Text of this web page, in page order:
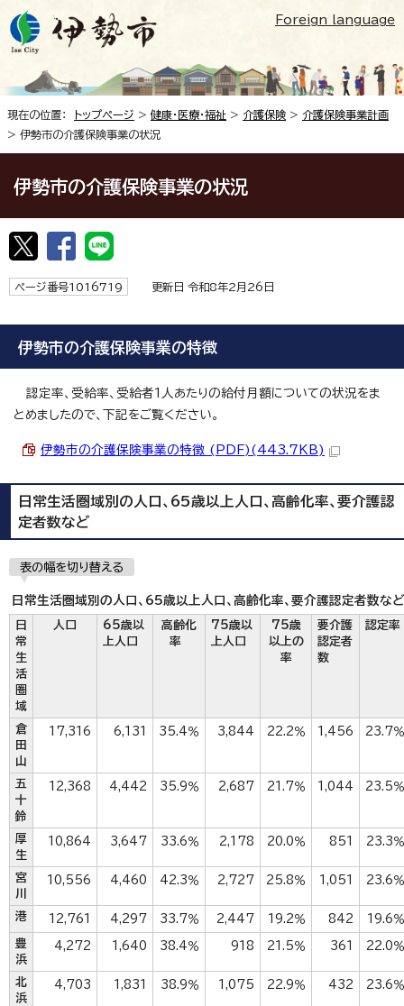
Foreign language
現在の位置： トップページ > 健康・医療・福祉 > 介護保険 > 介護保険事業計画
> 伊勢市の介護保険事業の状況
伊勢市の介護保険事業の状況
ページ番号1016719 更新日 令和8年2月26日
伊勢市の介護保険事業の特徴
認定率、受給率、受給者1人あたりの給付月額についての状況をま
とめましたので、下記をご覧ください。
伊勢市の介護保険事業の特徴 (PDF)(443.7KB)
日常生活圏域別の人口、65歳以上人口、高齢化率、要介護認
定者数など
表の幅を切り替える
日常生活圏域別の人口、65歳以上人口、高齢化率、要介護認定者数など
日
常
生
活
圏
域
人口
65歳以
上人口
高齢化
率
75歳以
上人口
75歳
以上の
率
要介護
認定者
数
認定率
倉
田
山
17,316 6,131 35.4％ 3,844 22.2％ 1,456 23.7％
五
十
鈴
12,368 4,442 35.9％ 2,687 21.7％ 1,044 23.5％
厚
生
10,864 3,647 33.6％ 2,178 20.0％ 851 23.3％
宮
川
10,556 4,460 42.3％ 2,727 25.8％ 1,051 23.6％
港 12,761 4,297 33.7％ 2,447 19.2％ 842 19.6％
豊
浜
4,272 1,640 38.4％ 918 21.5％ 361 22.0％
北
浜
4,703 1,831 38.9％ 1,075 22.9％ 432 23.6％